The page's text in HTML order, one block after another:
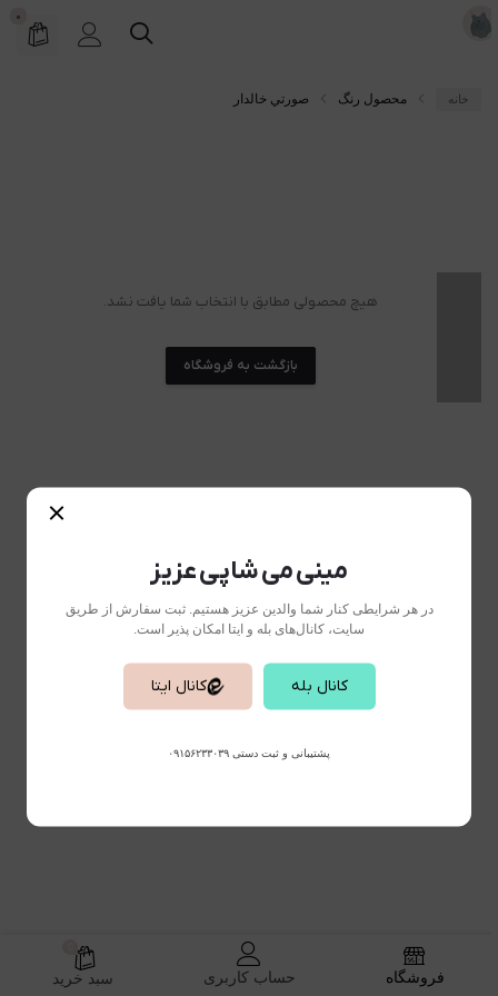
0
فروشگاه حساب کاربری سبد خرید
خانه محصول رنگ صورتي خالدار
هیچ محصولی مطابق با انتخاب شما یافت نشد.
بازگشت به فروشگاه
مینی می شاپی عزیز
در هر شرایطی کنار شما والدین عزیز هستیم. ثبت سفارش از طریق
سایت، کانال‌های بله و ایتا امکان پذیر است.
کانال بله کانال ایتا
پشتیبانی و ثبت دستی ۰۹۱۵۶۲۳۳۰۳۹